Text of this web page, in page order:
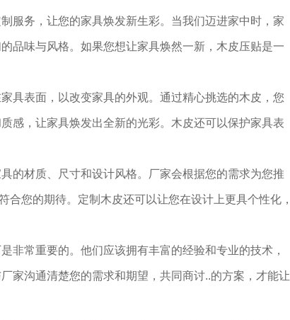
服务，让您的家具焕发新生彩。当我们迈进家中时，家
品味与风格。如果您想让家具焕然一新，木皮压贴是一
具表面，以改变家具的外观。通过精心挑选的木皮，您
感，让家具焕发出全新的光彩。木皮还可以保护家具表
的材质、尺寸和设计风格。厂家会根据您的需求为您推
合您的期待。定制木皮还可以让您在设计上更具个性化，
非常重要的。他们应该拥有丰富的经验和专业的技术，
家沟通清楚您的需求和期望，共同商讨..的方案，才能让